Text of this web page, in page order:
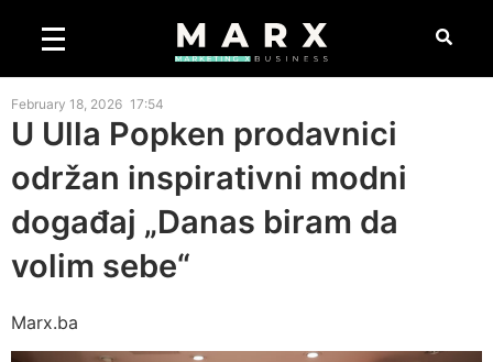
February 18, 2026 17:54
U Ulla Popken prodavnici
održan inspirativni modni
događaj „Danas biram da
volim sebe“
Marx.ba